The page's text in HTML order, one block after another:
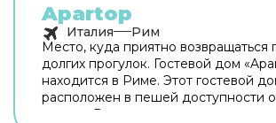
Apartop
Италия
Рим
Место, куда приятно возвращаться
долгих прогулок. Гостевой дом
находится в Риме. Этот гостевой
расположен в пешей доступности
города. Рядом с гостевым домом